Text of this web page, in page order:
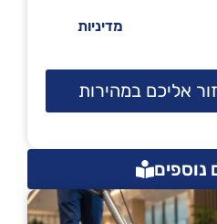
מדיניות
אליכם במהירות
נוספים